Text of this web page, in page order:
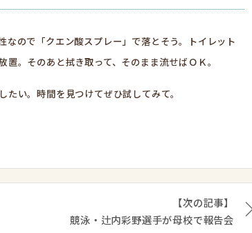
ので「クエン酸スプレー」で落とそう。トイレット
。そのあと拭き取って、そのまま流せばＯＫ。
い。時間を見つけてぜひ試してみて。
【次の記事】
競泳・辻内彩野選手が母校で報告会